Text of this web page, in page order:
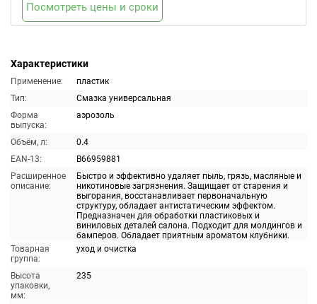
Характеристики
Применение:
пластик
Тип:
Смазка универсальная
Форма
выпуска:
аэрозоль
Объём, л:
0.4
EAN-13:
B66959881
Расширенное
описание:
Быстро и эффективно удаляет пыль, грязь, масляные и
никотиновые загрязнения. Защищает от старения и
выгорания, восстанавливает первоначальную
структуру, обладает антистатическим эффектом.
Предназначен для обработки пластиковых и
виниловых деталей салона. Подходит для молдингов и
бамперов. Обладает приятным ароматом клубники.
Товарная
группа:
уход и очистка
Высота
упаковки,
мм:
235
Посмотреть цены и сроки